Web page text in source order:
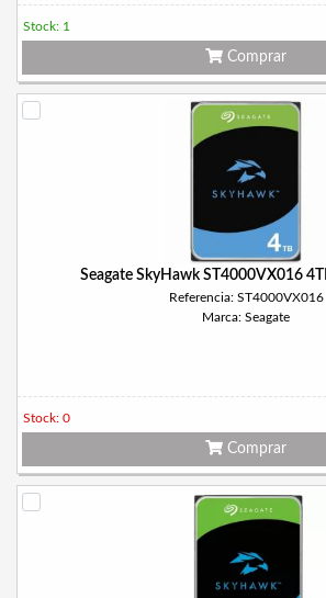
Stock: 1
Comprar
Seagate SkyHawk ST4000VX016
Referencia: ST4000VX016
Marca: Seagate
Stock: 0
Comprar